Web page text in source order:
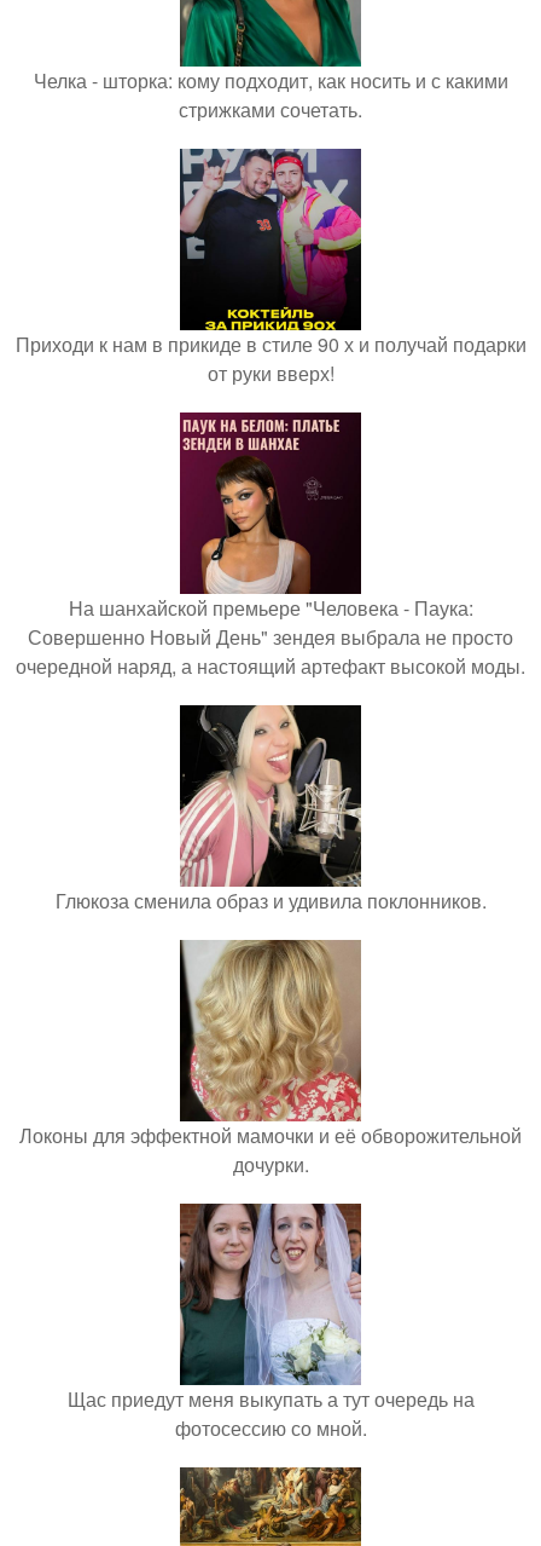
Челка - шторка: кому подходит, как носить и с какими
стрижками сочетать.
Приходи к нам в прикиде в стиле 90 х и получай подарки
от руки вверх!
На шанхайской премьере "Человека - Паука:
Совершенно Новый День" зендея выбрала не просто
очередной наряд, а настоящий артефакт высокой моды.
Глюкоза сменила образ и удивила поклонников.
Локоны для эффектной мамочки и её обворожительной
дочурки.
Щас приедут меня выкупать а тут очередь на
фотосессию со мной.